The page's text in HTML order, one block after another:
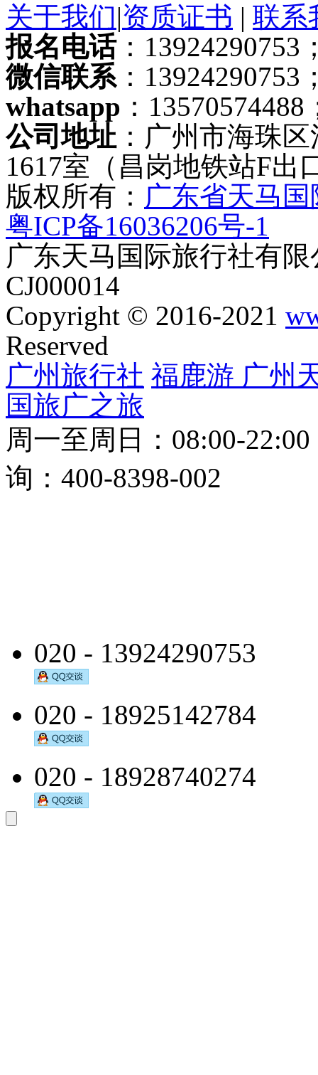
关于我们|资质证书 | 联系
报名电话：13924290753
微信联系：13924290753
whatsapp ：13570574488
公司地址 ：广州市海珠
1617室（昌岗地铁站F出
版权所有： 广东省天马
粤ICP备16036206号-1
广东天马国际旅行社有
CJ000014
Copyright © 2016-2021
Reserved
广州旅行社 福鹿游 广州
国旅广之旅
周一至周日：08:00-
询：400-8398-002
020 - 13924290753
020 - 18925142784
020 - 18928740274